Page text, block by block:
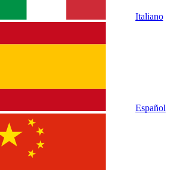
Italiano
Español